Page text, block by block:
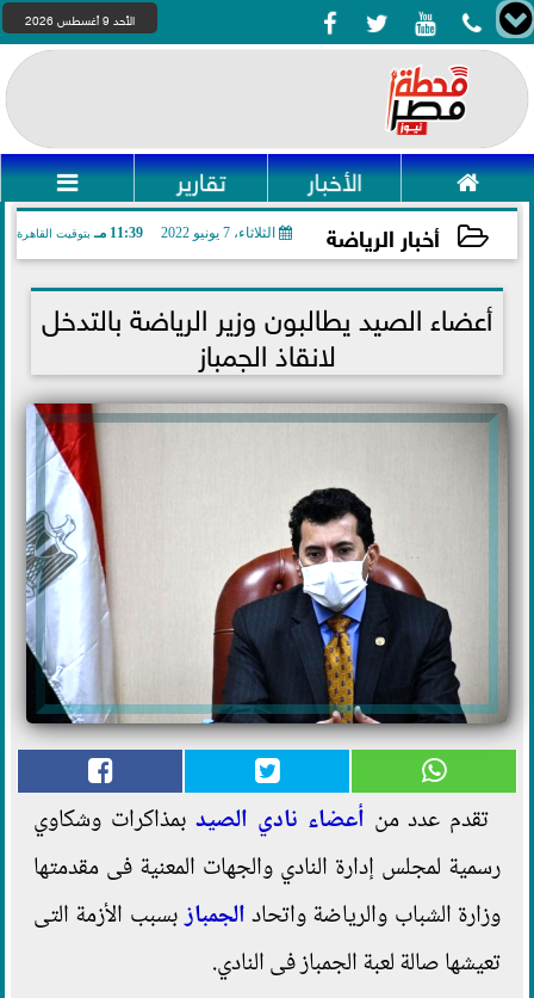
    الأحد 9 أغسطس 2026
 الأخبار تقارير 
أخبار الرياضة الثلاثاء، 7 يونيو 2022 11:39 مـ بتوقيت القاهرة
2022-06-07 23:39:07
أعضاء الصيد يطالبون وزير الرياضة بالتدخل
لانقاذ الجمباز
تقدم عدد من أعضاء نادي الصيدبمذاكرات وشكاوي
رسمية لمجلس إدارة النادي والجهات المعنية فى مقدمتها
وزارة الشباب والرياضة واتحادالجمبازبسبب الأزمة التى
تعيشها صالة لعبة الجمباز فى النادي.